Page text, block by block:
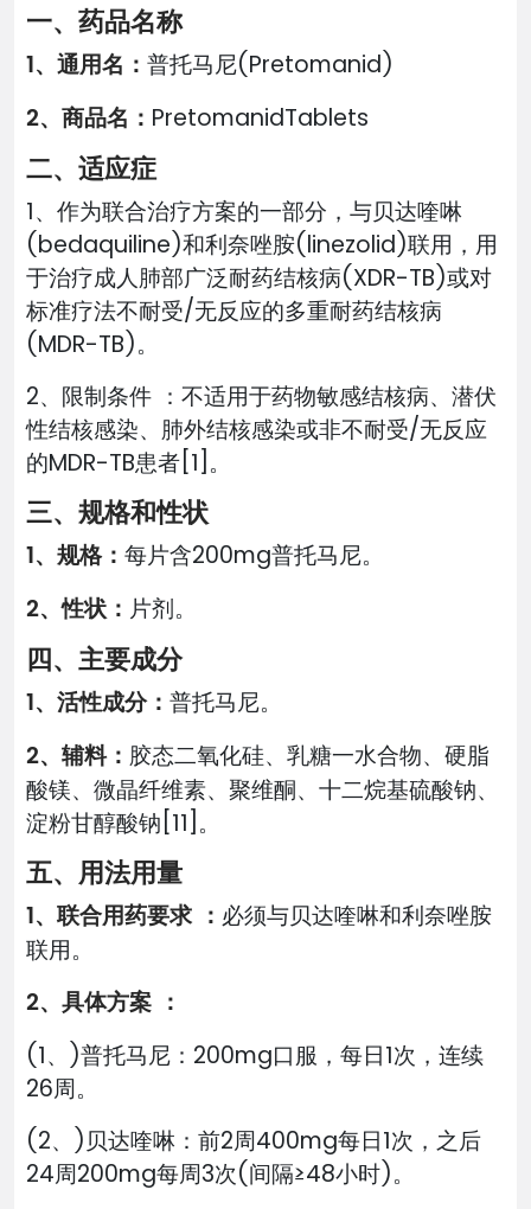
一、药品名称
1、通用名： 普托马尼(Pretomanid)
2、商品名： PretomanidTablets
二、适应症
1、作为联合治疗方案的一部分，与贝达喹啉
(bedaquiline)和利奈唑胺(linezolid)联用，用
于治疗成人肺部广泛耐药结核病(XDR-TB)或对
标准疗法不耐受/无反应的多重耐药结核病
(MDR-TB)。
2、限制条件 ：不适用于药物敏感结核病、潜伏
性结核感染、肺外结核感染或非不耐受/无反应
的MDR-TB患者[1]。
三、规格和性状
1、规格： 每片含200mg普托马尼。
2、性状： 片剂。
四、主要成分
1、活性成分： 普托马尼。
2、辅料： 胶态二氧化硅、乳糖一水合物、硬脂
酸镁、微晶纤维素、聚维酮、十二烷基硫酸钠、
淀粉甘醇酸钠[11]。
五、用法用量
1、联合用药要求 ： 必须与贝达喹啉和利奈唑胺
联用。
2、具体方案 ：
(1、)普托马尼：200mg口服，每日1次，连续
26周。
(2、)贝达喹啉：前2周400mg每日1次，之后
24周200mg每周3次(间隔≥48小时)。